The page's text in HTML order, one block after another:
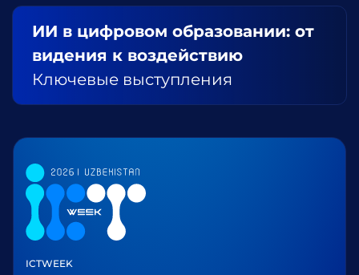
ИИ в цифровом образовании: от
видения к воздействию
Ключевые выступления
ICTWEEK